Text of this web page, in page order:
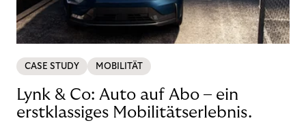
CASE STUDY MOBILITÄT
Lynk & Co: Auto auf Abo – ein
erstklassiges Mobilitätserlebnis.